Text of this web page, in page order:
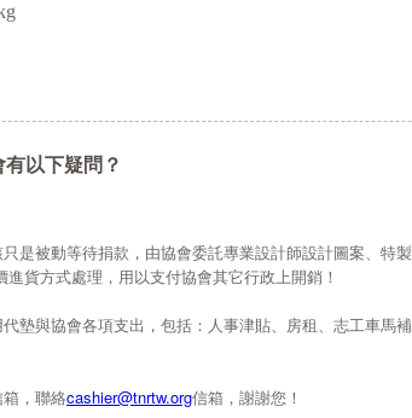
以下疑問？
是被動等待捐款，由協會委託專業設計師設計圖案、特
貨方式處理，用以支付協會其它行政上開銷！
墊與協會各項支出，包括：人事津貼、房租、志工車馬補
，聯絡cashier@tnrtw.org信箱，謝謝您！